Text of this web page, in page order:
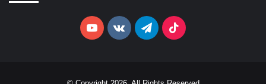
YouTubevk.comTelegramTikTok